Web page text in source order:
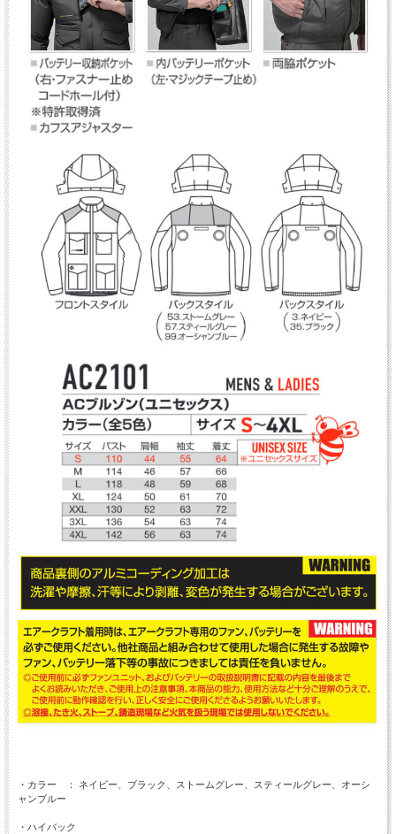
・カラー ： ネイビー、ブラック、ストームグレー、スティールグレー、オーシ
ャンブルー
・ハイバック